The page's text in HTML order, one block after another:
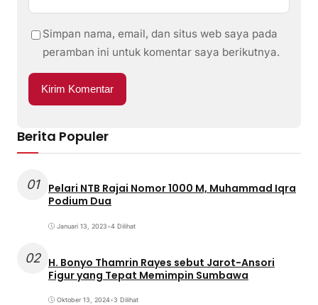
Simpan nama, email, dan situs web saya pada
peramban ini untuk komentar saya berikutnya.
Berita Populer
01
Pelari NTB Rajai Nomor 1000 M, Muhammad Iqra
Podium Dua
Januari 13, 2023•4 Dilihat
02 H. Bonyo Thamrin Rayes sebut Jarot-Ansori
Figur yang Tepat Memimpin Sumbawa
Oktober 13, 2024•3 Dilihat